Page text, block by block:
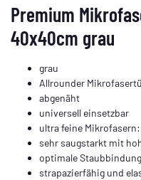
Premium
40x40cm grau
grau
Allrounder
abgenäht
universell einsetzbar
ultra feine
sehr saugstarkt mit
optimale Staubbindung
strapazierfähig und